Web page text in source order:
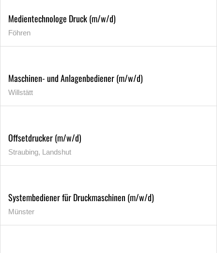
Medientechnologe Druck (m/w/d)
Föhren
Maschinen- und Anlagenbediener (m/w/d)
Willstätt
Offsetdrucker (m/w/d)
Straubing, Landshut
Systembediener für Druckmaschinen (m/w/d)
Münster